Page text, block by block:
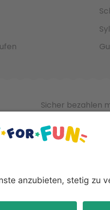
Sicher bezahlen
sind eingetragene